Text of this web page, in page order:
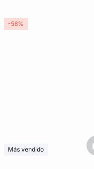
Más vendido
-58%